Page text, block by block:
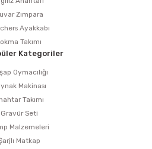
Zımpara
Ayakkabı
Takımı
Kategoriler
Oymacılığı
Makinası
Takımı
Gravür Seti
Malzemeleri
Matkap